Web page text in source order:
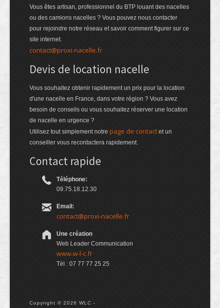
Vous êtes artisan, professionnel du BTP louant des nacelles
ou des camions nacelles ? Vous pouvez nous contacter
pour rejoindre notre réseau et savoir comment figurer sur ce
site internet.
contact@proxi-nacelle.fr
Devis de location nacelle
Vous souhaitez obtenir rapidement un prix pour la location
d'une nacelle en France, dans votre région ? Vous avez
besoin de conseils ou vous souhaitez réserver une location
de nacelle en urgence ?
Utilisez tout simplement notre page de contact et un
conseiller vous recontactera rapidement.
Contact rapide
Téléphone:
09.75.18.12.30
Email:
contact@proxi-nacelle.fr
Une création
Web Leader Communication
www.w-l-c.fr
Tél : 07 77 77 25 25
Copyright © 2026 WLC -